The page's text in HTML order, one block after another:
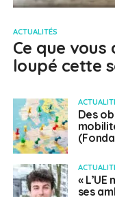
ACTUALITÉS
Ce que
loupé cette
Des
«
ses